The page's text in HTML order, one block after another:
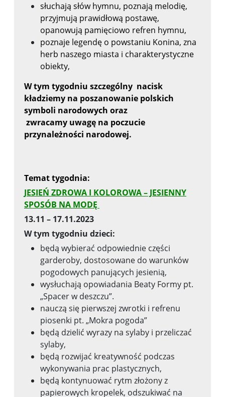
słuchają słów hymnu, poznają melodię,
przyjmują prawidłową postawę,
opanowują pamięciowo refren hymnu,
poznaje legendę o powstaniu Konina, zna
herb naszego miasta i charakterystyczne
obiekty,
W tym tygodniu szczególny nacisk
kładziemy na poszanowanie polskich
symboli narodowych oraz
zwracamy uwagę na poczucie
przynależności narodowej.
Temat tygodnia:
JESIEŃ ZDROWA I KOLOROWA – JESIENNY
SPOSÓB NA MODĘ
13.11 – 17.11.2023
W tym tygodniu dzieci:
będą wybierać odpowiednie części
garderoby, dostosowane do warunków
pogodowych panujących jesienią,
wysłuchają opowiadania Beaty Formy pt.
„Spacer w deszczu”.
nauczą się pierwszej zwrotki i refrenu
piosenki pt. „Mokra pogoda”
będą dzielić wyrazy na sylaby i przeliczać
sylaby,
będą rozwijać kreatywność podczas
wykonywania prac plastycznych,
będą kontynuować rytm złożony z
papierowych kropelek, odszukiwać na